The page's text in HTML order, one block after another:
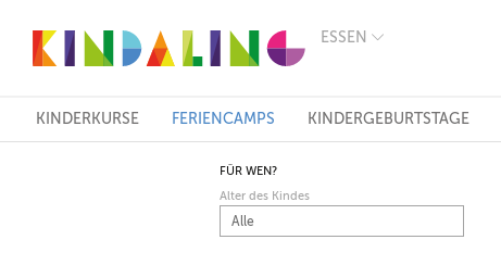
ESSEN
BERLIN
FRANKFURT
KÖLN
ESSEN
KINDERKURSE FERIENCAMPS KINDERGEBURTSTAGE
FÜR WEN?
Alter des Kindes